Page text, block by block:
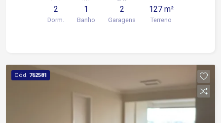
2
Dorm.
1
Banho
2
Garagens
127 m²
Terreno
Cód. 762581